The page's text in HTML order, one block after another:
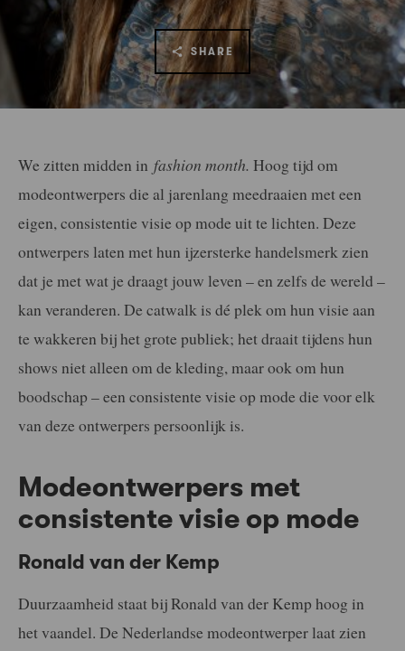
SHARE
We zitten midden in fashion month. Hoog tijd om
modeontwerpers die al jarenlang meedraaien met een
eigen, consistentie visie op mode uit te lichten. Deze
ontwerpers laten met hun ijzersterke handelsmerk zien
dat je met wat je draagt jouw leven – en zelfs de wereld –
kan veranderen. De catwalk is dé plek om hun visie aan
te wakkeren bij het grote publiek; het draait tijdens hun
shows niet alleen om de kleding, maar ook om hun
boodschap – een consistente visie op mode die voor elk
van deze ontwerpers persoonlijk is.
Modeontwerpers met
consistente visie op mode
Ronald van der Kemp
Duurzaamheid staat bij Ronald van der Kemp hoog in
het vaandel. De Nederlandse modeontwerper laat zien